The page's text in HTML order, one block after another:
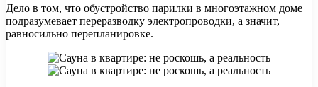
Дело в том, что обустройство парилки в многоэтажном доме
подразумевает переразводку электропроводки, а значит,
равносильно перепланировке.